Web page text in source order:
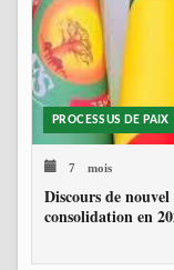
PROCESSUS DE PAIX
7 mois
Discours de
consolidation en